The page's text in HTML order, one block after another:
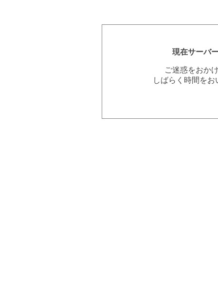
現在サーバ
ご迷惑をおか
しばらく時間を